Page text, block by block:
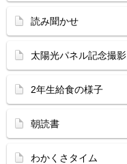
読み聞かせ
太陽光パネル記念撮影
2年生給食の様子
朝読書
わかくさタイム